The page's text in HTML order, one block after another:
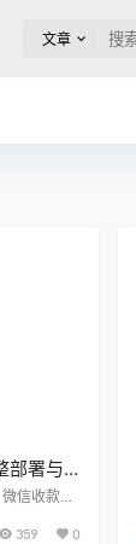
文章
部署与
信收款几
是电商网
359 0